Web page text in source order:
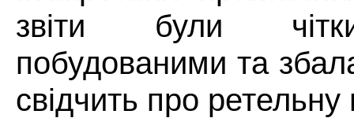
звіти були
побудованими та
свідчить про ретельну